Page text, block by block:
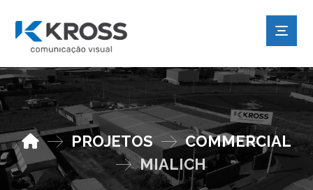
PROJETOS
COMMERCIAL
MIALICH